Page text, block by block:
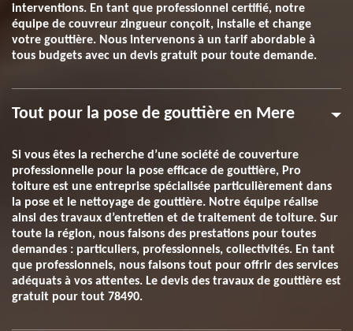
interventions. En tant que professionnel certifié, notre
équipe de couvreur zingueur conçoit, installe et change
votre gouttière. Nous intervenons à un tarif abordable à
tous budgets avec un devis gratuit pour toute demande.
Tout pour la pose de gouttière en Mere
Si vous êtes la recherche d’une société de couverture
professionnelle pour la pose efficace de gouttière, Pro
toiture est une entreprise spécialisée particulièrement dans
la pose et le nettoyage de gouttière. Notre équipe réalise
ainsi des travaux d’entretien et de traitement de toiture. Sur
toute la région, nous faisons des prestations pour toutes
demandes : particuliers, professionnels, collectivités. En tant
que professionnels, nous faisons tout pour offrir des services
adéquats à vos attentes. Le devis des travaux de gouttière est
gratuit pour tout 78490.